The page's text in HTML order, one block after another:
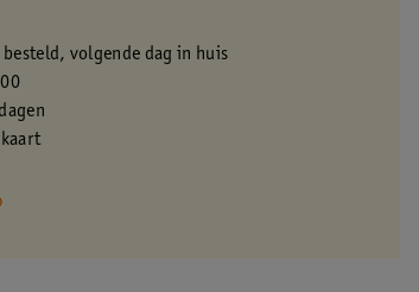
volgende dag in huis